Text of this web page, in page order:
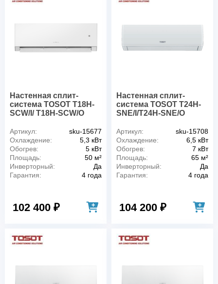
Настенная сплит-
система TOSOT T18H-
SCW/I/ T18H-SCW/O
Артикул:
sku-15677
Охлаждение:
5,3 кВт
Обогрев:
5 кВт
Площадь:
50 м²
Инверторный:
Да
Гарантия:
4 года
102 400 ₽
Настенная сплит-
система TOSOT T24H-
SNE/I/T24H-SNE/O
Артикул:
sku-15708
Охлаждение:
6,5 кВт
Обогрев:
7 кВт
Площадь:
65 м²
Инверторный:
Да
Гарантия:
4 года
104 200 ₽